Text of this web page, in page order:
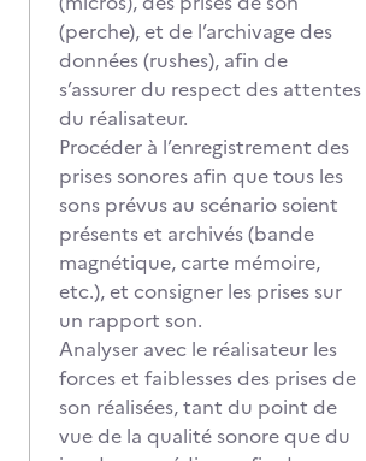
(perche), et de l’archivage des
données (rushes), afin de
s’assurer du respect des attentes
du réalisateur.
Procéder à l’enregistrement des
prises sonores afin que tous les
sons prévus au scénario soient
présents et archivés (bande
magnétique, carte mémoire,
etc.), et consigner les prises sur
un rapport son.
Analyser avec le réalisateur les
forces et faiblesses des prises de
son réalisées, tant du point de
vue de la qualité sonore que du